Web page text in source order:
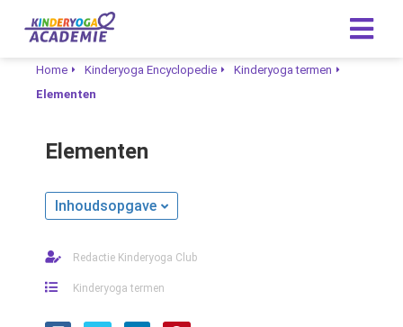
Home Kinderyoga Encyclopedie
Kinderyoga termen
Elementen
Elementen
Inhoudsopgave
Redactie Kinderyoga Club
Kinderyoga termen